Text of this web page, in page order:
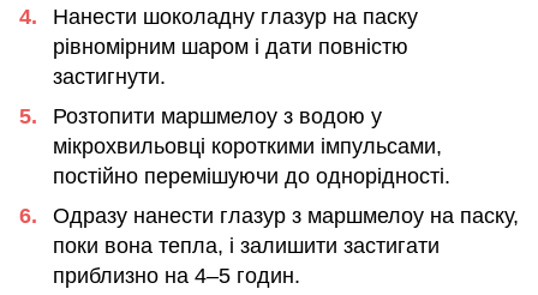
Нанести шоколадну глазур на паску
рівномірним шаром і дати повністю
застигнути.
Розтопити маршмелоу з водою у
мікрохвильовці короткими імпульсами,
постійно перемішуючи до однорідності.
Одразу нанести глазур з маршмелоу на паску,
поки вона тепла, і залишити застигати
приблизно на 4–5 годин.